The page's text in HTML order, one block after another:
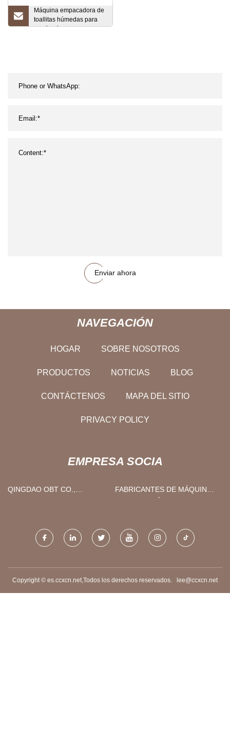
Máquina empacadora de
toallitas húmedas para
bebés Línea de
Enviar ahora
NAVEGACIÓN
HOGAR SOBRE NOSOTROS
PRODUCTOS NOTICIAS BLOG
CONTÁCTENOS MAPA DEL SITIO
PRIVACY POLICY
EMPRESA SOCIA
QINGDAO OBT CO.,
FABRICANTES DE MÁQUINAS
Copyright © es.ccxcn.net,Todos los derechos reservados. lee@ccxcn.net